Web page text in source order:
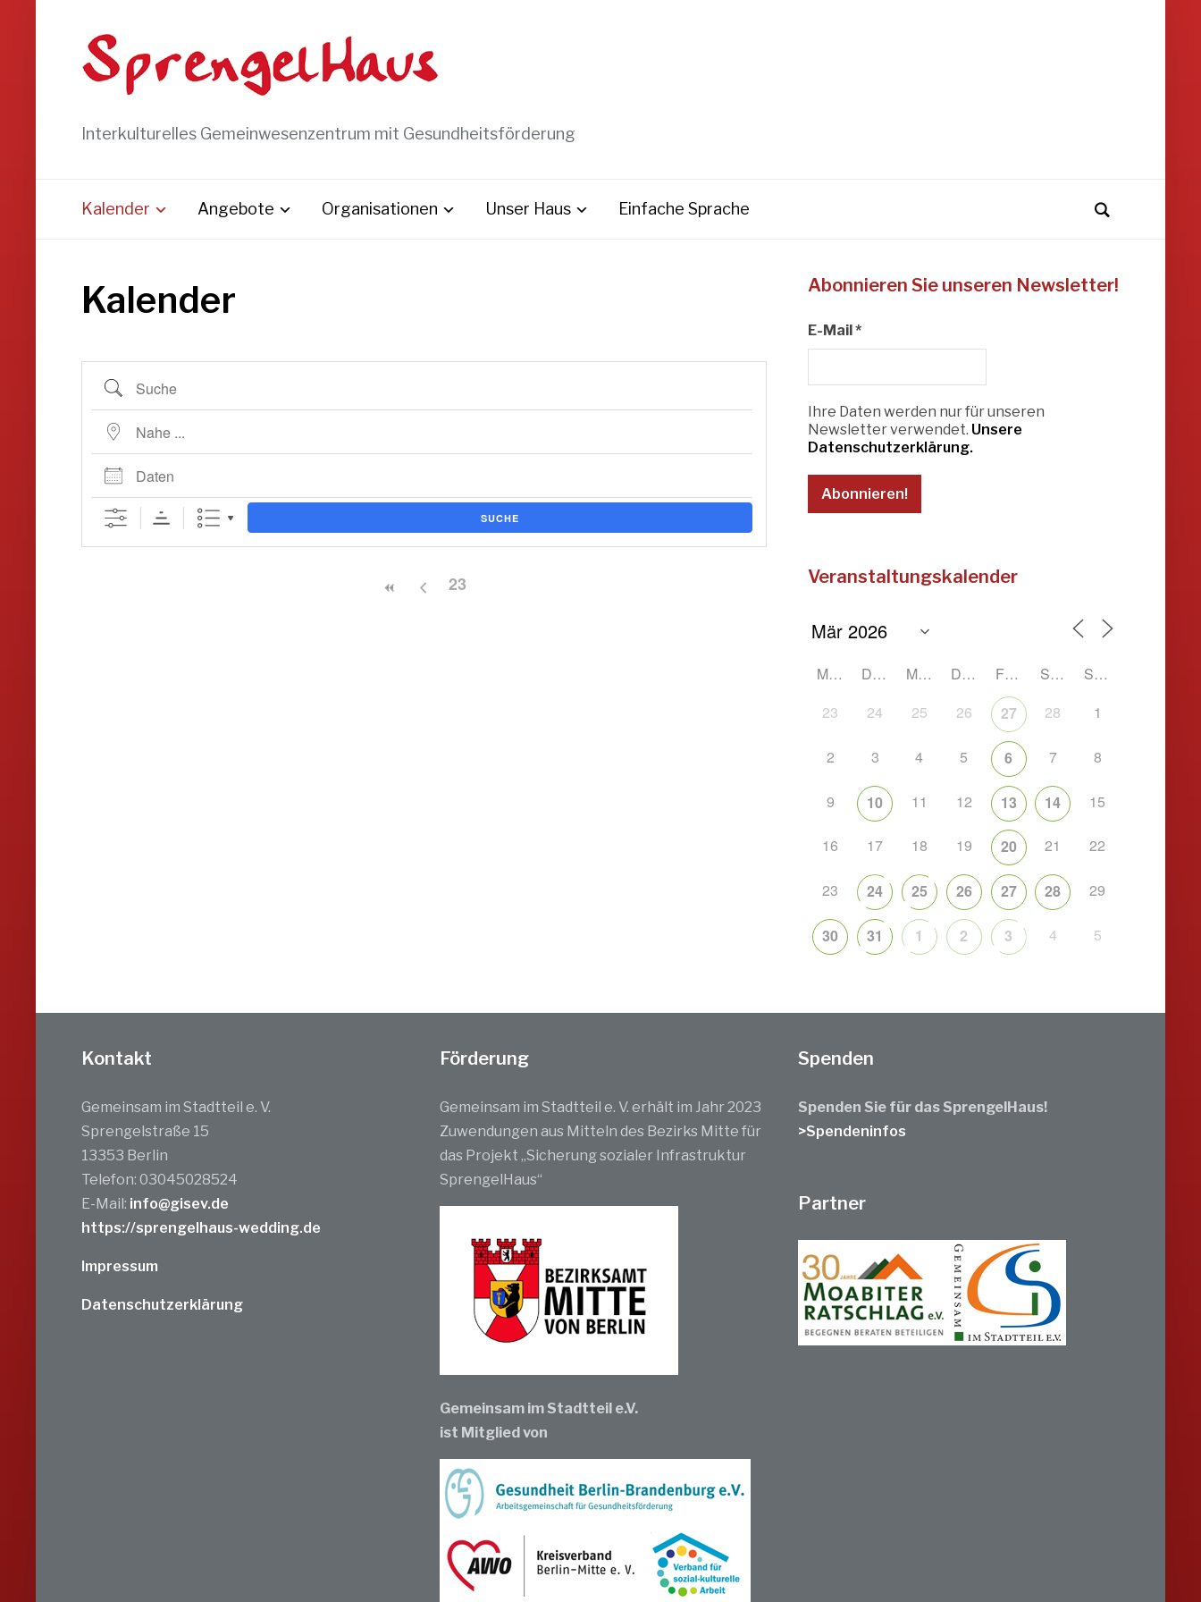
Interkulturelles Gemeinwesenzentrum mit Gesundheitsförderung
Kalender Angebote Organisationen Unser Haus Einfache Sprache
Kalender
Suche
Nahe ...
Daten
SUCHE
23
Abonnieren Sie unseren Newsletter!
E-Mail*
Ihre Daten werden nur für unseren
Newsletter verwendet. Unsere
Datenschutzerklärung.
Veranstaltungskalender
MONTAG DIENSTAG MITTWOCH DONNERSTAG FREITAG SAMSTAG
SONNTAG
23
24 25 26 27 28 1
2 3 4 5 6 7 8
9 10 11 12 13 14 15
16 17 18 19 20 21 22
23 24 25 26 27 28 29
30 31 1 2 3 4 5
Kontakt
Gemeinsam im Stadtteil e. V.
Sprengelstraße 15
13353 Berlin
Telefon: 03045028524
E-Mail: info@gisev.de
https://sprengelhaus-wedding.de
Impressum
Datenschutzerklärung
Förderung
Gemeinsam im Stadtteil e. V. erhält im Jahr 2023
Zuwendungen aus Mitteln des Bezirks Mitte für
das Projekt „Sicherung sozialer Infrastruktur
SprengelHaus“
Gemeinsam im Stadtteil e.V.
ist Mitglied von
Spenden
Spenden Sie für das SprengelHaus!
>Spendeninfos
Partner